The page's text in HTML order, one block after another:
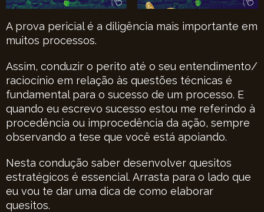
A prova pericial é a diligência mais importante em
muitos processos.
Assim, conduzir o perito até o seu entendimento/
raciocínio em relação às questões técnicas é
fundamental para o sucesso de um processo. E
quando eu escrevo sucesso estou me referindo à
procedência ou improcedência da ação, sempre
observando a tese que você está apoiando.
Nesta condução saber desenvolver quesitos
estratégicos é essencial. Arrasta para o lado que
eu vou te dar uma dica de como elaborar
quesitos.